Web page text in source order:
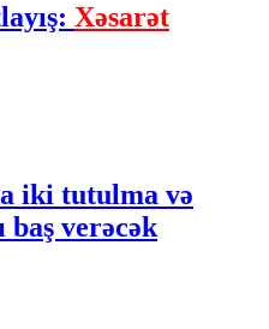
Xəsarət
iki tutulma və
baş verəcək